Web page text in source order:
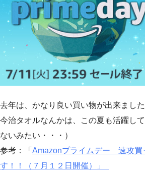
去年は、かなり良い買い物が出来ました
今治タオルなんかは、この夏も活躍し
ないみたい・・・）
参考：「 Amazonプライムデー 速攻買
す！！（７月１２日開催）」